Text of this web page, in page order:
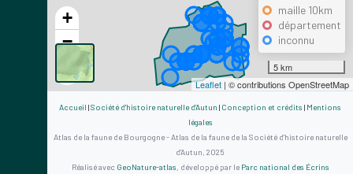
Chevreuil européen
Capreolus capreolus(Linnaeus, 1758)
observations
Dernière observation en2023 Fiche espèce
Caloptéryx vierge
Calopteryx virgo(Linnaeus, 1758)
Dernière observation en
+
−
maille 10km
département
inconnu
5 km
Leaflet | © contributions OpenStreetMap
Accueil |Société d'histoire naturelle d'Autun | Conception et crédits | Mentions
légales
Atlas de la faune de Bourgogne - Atlas de la faune de la Société d'histoire naturelle
d'Autun, 2025
Réalisé avec GeoNature-atlas, développé par le Parc national des Écrins